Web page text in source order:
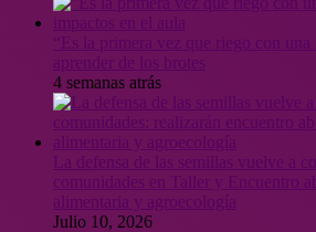
4 semanas atrás
Julio 10, 2026